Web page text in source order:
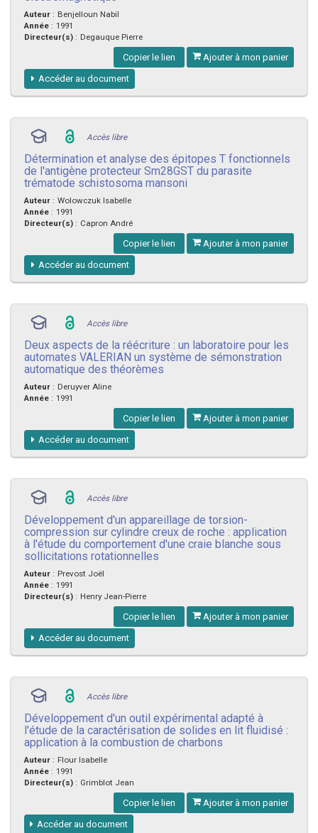
Auteur : Benjelloun Nabil
Année : 1991
Directeur(s) : Degauque Pierre
Copier le lien Ajouter à mon panier
Accéder au document
Accès libre
Détermination et analyse des épitopes T fonctionnels
de l'antigène protecteur Sm28GST du parasite
trématode schistosoma mansoni
Auteur : Wolowczuk Isabelle
Année : 1991
Directeur(s) : Capron André
Copier le lien Ajouter à mon panier
Accéder au document
Accès libre
Deux aspects de la réécriture : un laboratoire pour les
automates VALERIAN un système de sémonstration
automatique des théorèmes
Auteur : Deruyver Aline
Année : 1991
Copier le lien Ajouter à mon panier
Accéder au document
Accès libre
Développement d'un appareillage de torsion-
compression sur cylindre creux de roche : application
à l'étude du comportement d'une craie blanche sous
sollicitations rotationnelles
Auteur : Prevost Joël
Année : 1991
Directeur(s) : Henry Jean-Pierre
Copier le lien Ajouter à mon panier
Accéder au document
Accès libre
Développement d'un outil expérimental adapté à
l'étude de la caractérisation de solides en lit fluidisé :
application à la combustion de charbons
Auteur : Flour Isabelle
Année : 1991
Directeur(s) : Grimblot Jean
Copier le lien Ajouter à mon panier
Accéder au document